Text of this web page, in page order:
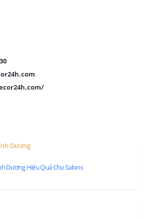
Dương Hiệu Quả Cho Salons